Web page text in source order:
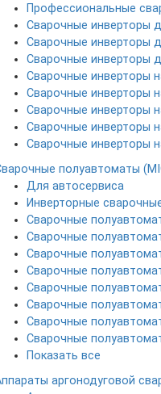
Профессиональные
Сварочные инверторы
Сварочные инверторы
Сварочные инверторы
Сварочные инверторы
Сварочные инверторы
Сварочные инверторы
Сварочные инверторы
Сварочные инверторы
полуавтоматы
Для автосервиса
Инверторные
Сварочные
Сварочные
Сварочные
Сварочные
Сварочные
Сварочные
Сварочные
Сварочные
Показать все
аргонодуговой